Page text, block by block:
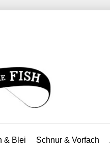
& Blei Schnur & Vorfach